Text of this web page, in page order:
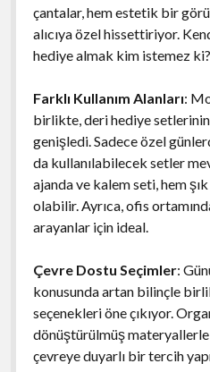
çantalar, hem estetik bir
alıcıya özel hissettiriyor.
hediye almak kim istemez ki?
Farklı Kullanım Alanları:
birlikte, deri hediye setlerinin
genişledi. Sadece özel
da kullanılabilecek setler
ajanda ve kalem seti, hem
olabilir. Ayrıca, ofis
arayanlar için ideal.
Çevre Dostu Seçimler:
konusunda artan bilinçle
seçenekleri öne çıkıyor.
dönüştürülmüş materyallerle
çevreye duyarlı bir tercih